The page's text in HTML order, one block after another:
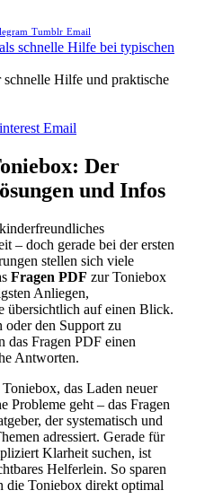
Tumblr Email
Hilfe und praktische
Email
Der
und Infos
– doch gerade bei der ersten
stellen sich viele
Fragen PDF zur Toniebox
Anliegen,
übersichtlich auf einen Blick.
oder den Support zu
das Fragen PDF einen
Antworten.
das Laden neuer
Probleme geht – das Fragen
der systematisch und
adressiert. Gerade für
Klarheit suchen, ist
Helferlein. So sparen
die Toniebox direkt optimal